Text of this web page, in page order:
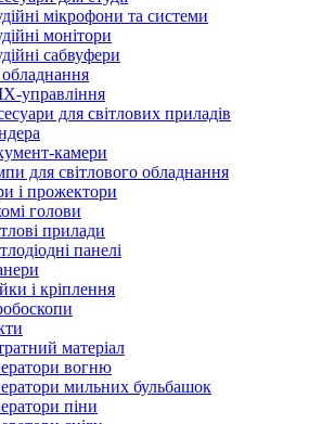
мікрофони та системи
монітори
сабвуфери
управління
для світлових приладів
камери
для світлового обладнання
і прожектори
голови
прилади
панелі
і кріплення
матеріал
вогню
мильних бульбашок
піни